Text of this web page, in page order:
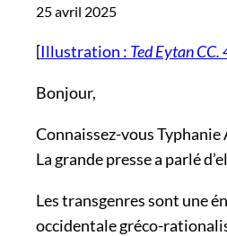
25 avril 2025
[Illustration : Ted Eytan
Bonjour,
Connaissez-vous Typhanie
La grande presse a parlé
Les transgenres sont une
occidentale gréco-